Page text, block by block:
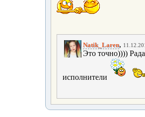
Natik_Laren,
Это точно))))
исполнители